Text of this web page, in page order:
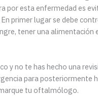
por esta enfermedad es
primer lugar se debe
tener una alimentación
y no te has hecho una
para posteriormente
tu oftalmólogo.